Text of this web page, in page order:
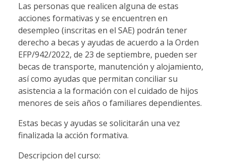
Las personas que realicen alguna de estas
acciones formativas y se encuentren en
desempleo (inscritas en el SAE) podrán tener
derecho a becas y ayudas de acuerdo a la Orden
EFP/942/2022, de 23 de septiembre, pueden ser
becas de transporte, manutención y alojamiento,
así como ayudas que permitan conciliar su
asistencia a la formación con el cuidado de hijos
menores de seis años o familiares dependientes.
Estas becas y ayudas se solicitarán una vez
finalizada la acción formativa.
Descripcion del curso: